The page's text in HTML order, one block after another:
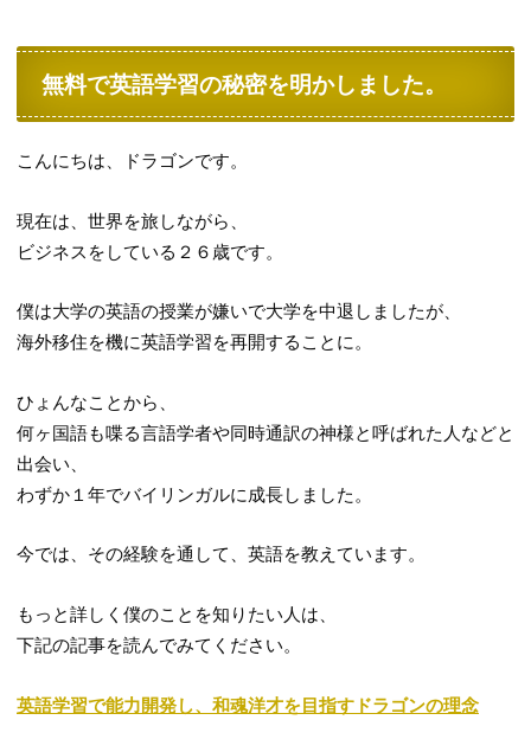
無料で英語学習の秘密を明かしました。
こんにちは、ドラゴンです。
現在は、世界を旅しながら、
ビジネスをしている２６歳です。
僕は大学の英語の授業が嫌いで大学を中退しましたが、
海外移住を機に英語学習を再開することに。
ひょんなことから、
何ヶ国語も喋る言語学者や同時通訳の神様と呼ばれた人などと
出会い、
わずか１年でバイリンガルに成長しました。
今では、その経験を通して、英語を教えています。
もっと詳しく僕のことを知りたい人は、
下記の記事を読んでみてください。
英語学習で能力開発し、和魂洋才を目指すドラゴンの理念